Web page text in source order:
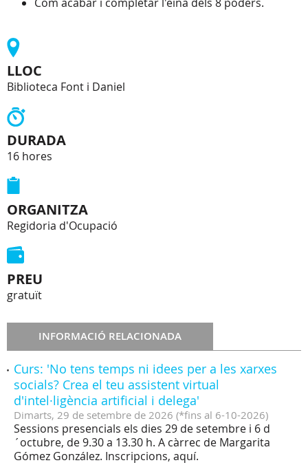
LLOC
Biblioteca Font i Daniel
DURADA
16 hores
ORGANITZA
Regidoria d'Ocupació
PREU
gratuït
INFORMACIÓ RELACIONADA
Curs: 'No tens temps ni idees per a les xarxes
socials? Crea el teu assistent virtual
d'intel·ligència artificial i delega'
Dimarts, 29 de setembre de 2026 (*fins al 6-10-2026)
Sessions presencials els dies 29 de setembre i 6 d
´octubre, de 9.30 a 13.30 h. A càrrec de Margarita
Gómez González. Inscripcions, aquí.